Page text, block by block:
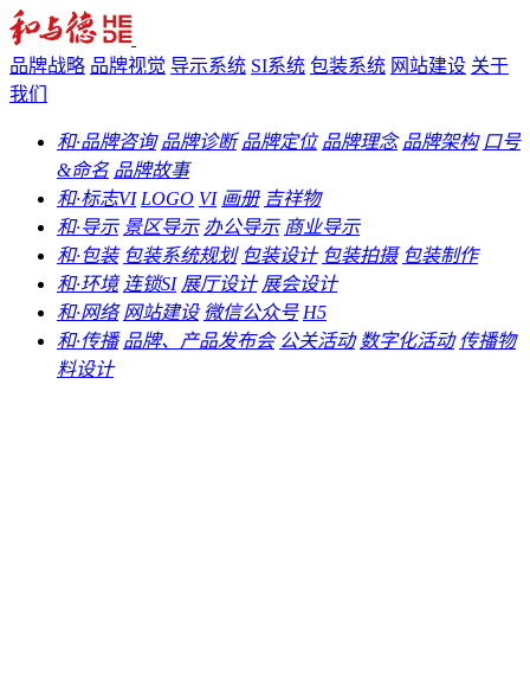
品牌战略 品牌视觉 导示系统 SI系统 包装系统 网站建设 关于
我们
和·品牌咨询 品牌诊断 品牌定位 品牌理念 品牌架构 口号
&命名 品牌故事
和·标志VI LOGO VI 画册 吉祥物
和·导示 景区导示 办公导示 商业导示
和·包装 包装系统规划 包装设计 包装拍摄 包装制作
和·环境 连锁SI 展厅设计 展会设计
和·网络 网站建设 微信公众号 H5
和·传播 品牌、产品发布会 公关活动 数字化活动 传播物
料设计